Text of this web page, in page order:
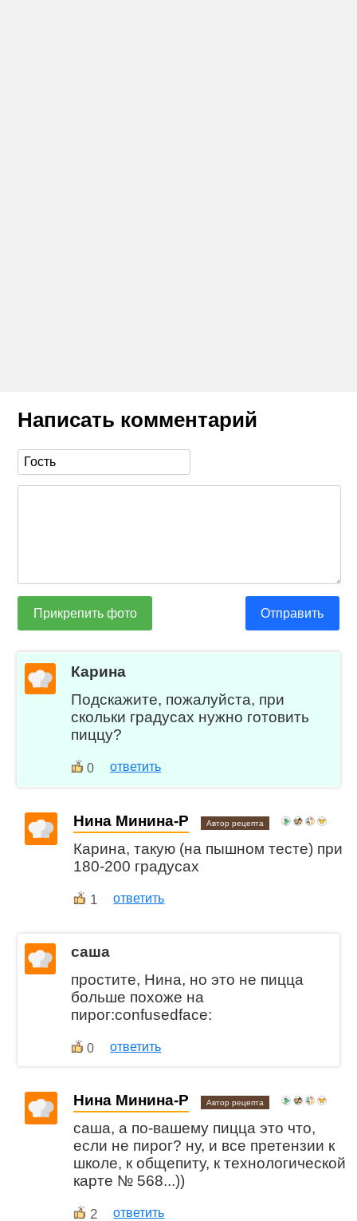
Написать комментарий
Прикрепить фото Отправить
Карина
Подскажите, пожалуйста, при
скольки градусах нужно готовить
пиццу?
0 ответить
Нина Минина-Р Автор рецепта
Карина, такую (на пышном тесте) при
180-200 градусах
1 ответить
саша
простите, Нина, но это не пицца
больше похоже на
пирог:confusedface:
0 ответить
Нина Минина-Р Автор рецепта
саша, а по-вашему пицца это что,
если не пирог? ну, и все претензии к
школе, к общепиту, к технологической
карте № 568...))
2 ответить